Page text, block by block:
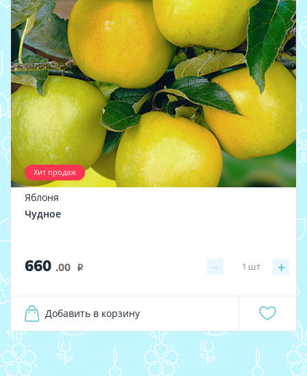
Хит продаж
Яблоня
Чудное
660 .00 i − +
1 шт
Добавить в корзину